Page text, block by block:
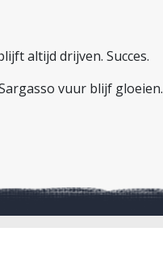
altijd drijven. Succes.
vuur blijf gloeien.